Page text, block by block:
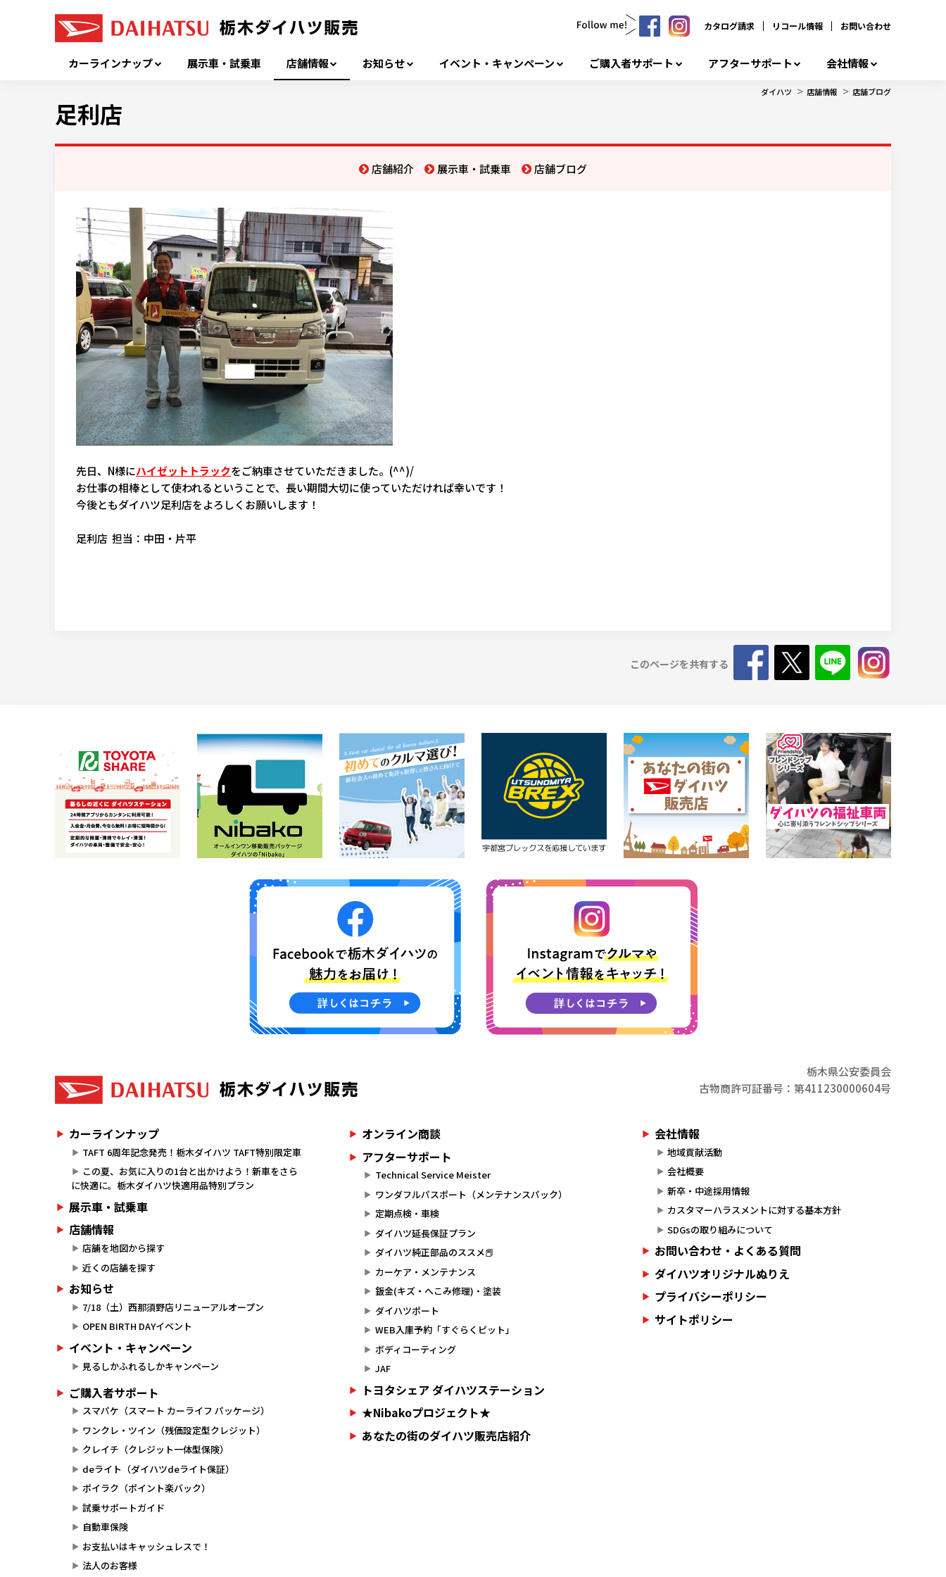
カタログ請求 リコール情報 お問い合わせ
カーラインナップ 展示車・試乗車 店舗情報 お知らせ イベント・キャンペーン ご購入者サポート アフターサポート 会社情報
ダイハツ > 店舗情報 > 店舗ブログ
足利店
店舗紹介 展示車・試乗車 店舗ブログ
先日、N様にハイゼットトラックをご納車させていただきました。(^^)/
お仕事の相棒として使われるということで、長い期間大切に使っていただければ幸いです！
今後ともダイハツ足利店をよろしくお願いします！
足利店 担当：中田・片平
このページを共有する
栃木県公安委員会
古物商許可証番号：第411230000604号
カーラインナップ
TAFT 6周年記念発売！栃木ダイハツ TAFT特別限定車
この夏、お気に入りの1台と出かけよう！新車をさら
に快適に。栃木ダイハツ快適用品特別プラン
展示車・試乗車
店舗情報
店舗を地図から探す
近くの店舗を探す
お知らせ
7/18（土）西那須野店リニューアルオープン
OPEN BIRTH DAYイベント
イベント・キャンペーン
見るしかふれるしかキャンペーン
ご購入者サポート
スマパケ（スマート カーライフ パッケージ）
ワンクレ・ツイン（残価設定型クレジット）
クレイチ（クレジット一体型保険）
deライト（ダイハツdeライト保証）
ポイラク（ポイント楽バック）
試乗サポートガイド
自動車保険
お支払いはキャッシュレスで！
法人のお客様
オンライン商談
アフターサポート
Technical Service Meister
ワンダフルパスポート（メンテナンスパック）
定期点検・車検
ダイハツ延長保証プラン
ダイハツ純正部品のススメ📕
カーケア・メンテナンス
鈑金(キズ・へこみ修理)・塗装
ダイハツポート
WEB入庫予約「すぐらくピット」
ボディコーティング
JAF
トヨタシェア ダイハツステーション
★Nibakoプロジェクト★
あなたの街のダイハツ販売店紹介
会社情報
地域貢献活動
会社概要
新卒・中途採用情報
カスタマーハラスメントに対する基本方針
SDGsの取り組みについて
お問い合わせ・よくある質問
ダイハツオリジナルぬりえ
プライバシーポリシー
サイトポリシー